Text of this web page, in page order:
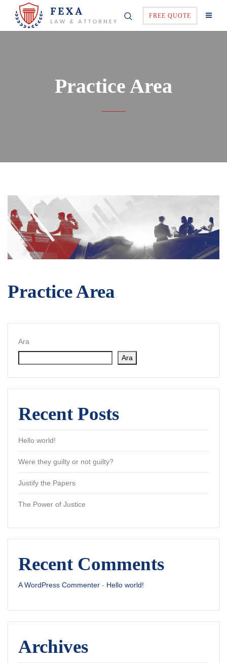
FREE QUOTE
Practice Area
Practice Area
Ara
Ara
Recent Posts
Hello world!
Were they guilty or not guilty?
Justify the Papers
The Power of Justice
Recent Comments
A WordPress Commenter - Hello world!
Archives